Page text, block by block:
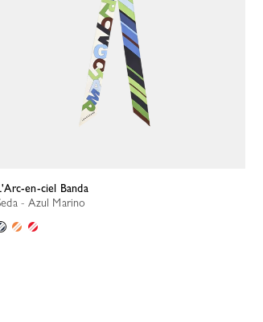
L'Arc-en-ciel Banda
Seda - Azul Marino